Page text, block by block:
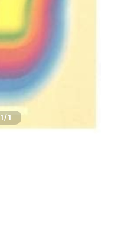
1/1